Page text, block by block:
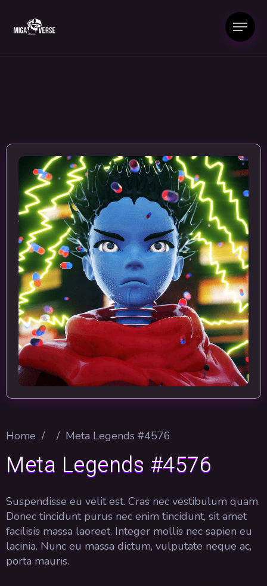
Home / / Meta Legends #4576
Meta Legends #4576
Suspendisse eu velit est. Cras nec vestibulum quam.
Donec tincidunt purus nec enim tincidunt, sit amet
facilisis massa laoreet. Integer mollis nec sapien eu
lacinia. Nunc eu massa dictum, vulputate neque ac,
porta mauris.